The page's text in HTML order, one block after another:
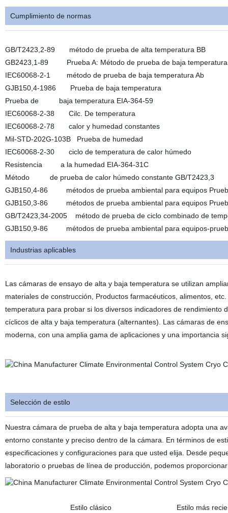
Cumplimiento de normas
GB/T2423,2-89 método de prueba de alta temperatura BB
GB2423,1-89 Prueba A: Método de prueba de baja temperatura
IEC60068-2-1 método de prueba de baja temperatura Ab
GJB150,4-1986 Prueba de baja temperatura
Prueba de baja temperatura EIA-364-59
IEC60068-2-38 Cilc. De temperatura
IEC60068-2-78 calor y humedad constantes
Mil-STD-202G-103B Prueba de humedad
IEC60068-2-30 ciclo de temperatura de calor húmedo
Resistencia a la humedad EIA-364-31C
Método de prueba de calor húmedo constante GB/T2423,3
GJB150,4-86 métodos de prueba ambiental para equipos
GJB150,3-86 métodos de prueba ambiental para equipos
GB/T2423,34-2005 método de prueba de ciclo combinado de
GJB150,9-86 métodos de prueba ambiental para equipos-
Industrias aplicables
Las cámaras de ensayo de alta y baja temperatura se utilizan
materiales de construcción, Productos farmacéuticos, alimentos,
temperatura para probar si los diversos indicadores de
cíclicos de alta y baja temperatura (alternantes). Las cámaras de
moderna, con una amplia gama de aplicaciones y una importancia
Selección de estilo
Nuestra cámara de prueba de alta y baja temperatura adopta una
entorno constante y preciso dentro de la cámara. En términos de
especificaciones y configuraciones para que usted elija. Desde
laboratorio o pruebas de línea de producción, podemos
Estilo clásico Estilo más